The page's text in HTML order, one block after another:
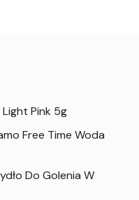
Pink 5g
Free Time Woda
Do Golenia W